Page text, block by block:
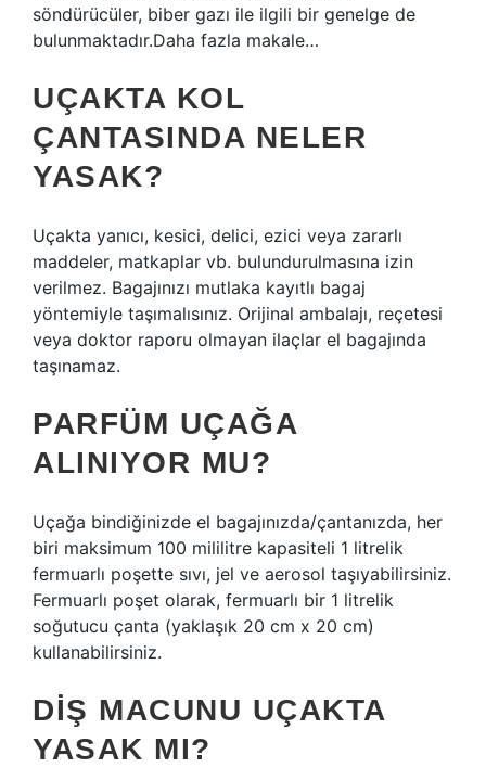
söndürücüler, biber gazı ile ilgili bir genelge de
bulunmaktadır.Daha fazla makale…
UÇAKTA KOL
ÇANTASINDA NELER
YASAK?
Uçakta yanıcı, kesici, delici, ezici veya zararlı
maddeler, matkaplar vb. bulundurulmasına izin
verilmez. Bagajınızı mutlaka kayıtlı bagaj
yöntemiyle taşımalısınız. Orijinal ambalajı, reçetesi
veya doktor raporu olmayan ilaçlar el bagajında ​​
taşınamaz.
PARFÜM UÇAĞA
ALINIYOR MU?
Uçağa bindiğinizde el bagajınızda/çantanızda, her
biri maksimum 100 mililitre kapasiteli 1 litrelik
fermuarlı poşette sıvı, jel ve aerosol taşıyabilirsiniz.
Fermuarlı poşet olarak, fermuarlı bir 1 litrelik
soğutucu çanta (yaklaşık 20 cm x 20 cm)
kullanabilirsiniz.
DIŞ MACUNU UÇAKTA
YASAK MI?